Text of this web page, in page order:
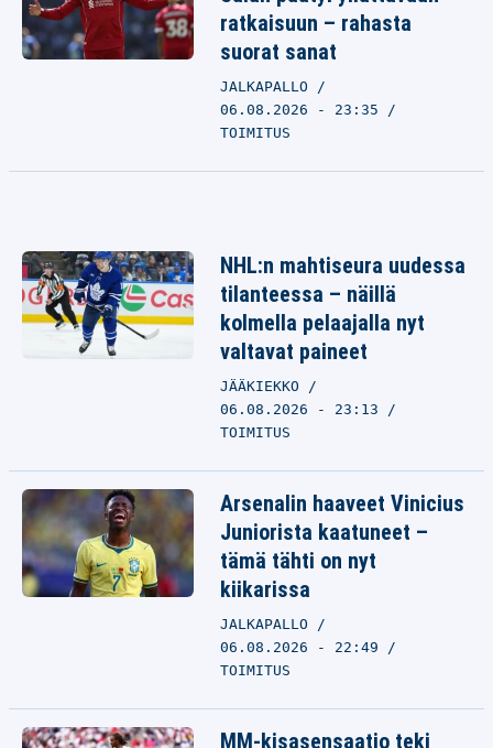
ratkaisuun – rahasta
suorat sanat
JALKAPALLO
06.08.2026 - 23:35
TOIMITUS
NHL:n mahtiseura uudessa
tilanteessa – näillä
kolmella pelaajalla nyt
valtavat paineet
JÄÄKIEKKO
06.08.2026 - 23:13
TOIMITUS
Arsenalin haaveet Vinicius
Juniorista kaatuneet –
tämä tähti on nyt
kiikarissa
JALKAPALLO
06.08.2026 - 22:49
TOIMITUS
MM-kisasensaatio teki